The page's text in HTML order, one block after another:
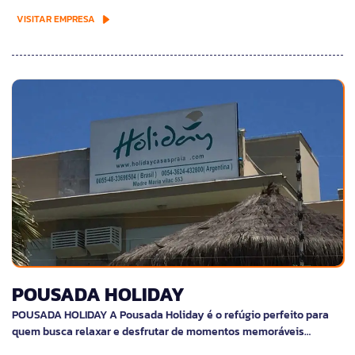
VISITAR EMPRESA
POUSADA HOLIDAY
POUSADA HOLIDAY A Pousada Holiday é o refúgio perfeito para
quem busca relaxar e desfrutar de momentos memoráveis…